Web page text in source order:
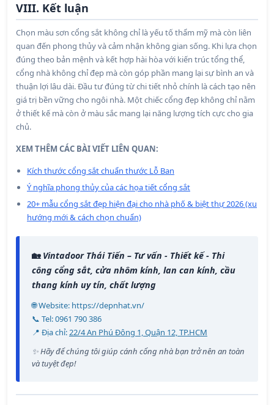
VIII. Kết luận
Chọn màu sơn cổng sắt không chỉ là yếu tố thẩm mỹ mà còn liên
quan đến phong thủy và cảm nhận không gian sống. Khi lựa chọn
đúng theo bản mệnh và kết hợp hài hòa với kiến trúc tổng thể,
cổng nhà không chỉ đẹp mà còn góp phần mang lại sự bình an và
thuận lợi lâu dài. Đầu tư đúng từ chi tiết nhỏ chính là cách tạo nên
giá trị bền vững cho ngôi nhà. Một chiếc cổng đẹp không chỉ nằm
ở thiết kế mà còn ở màu sắc mang lại năng lượng tích cực cho gia
chủ.
XEM THÊM CÁC BÀI VIẾT LIÊN QUAN:
Kích thước cổng sắt chuẩn thước Lỗ Ban
Ý nghĩa phong thủy của các họa tiết cổng sắt
20+ mẫu cổng sắt đẹp hiện đại cho nhà phố & biệt thự 2026 (xu
hướng mới & cách chọn chuẩn)
🏡 Vintadoor Thái Tiến – Tư vấn - Thiết kế - Thi
công cổng sắt, cửa nhôm kính, lan can kính, cầu
thang kính uy tín, chất lượng
🌐 Website: https://depnhat.vn/
📞 Tel:0961 790 386
📍 Địa chỉ:22/4 An Phú Đông 1, Quận 12, TP.HCM
✨ Hãy để chúng tôi giúp cánh cổng nhà bạn trở nên an toàn
và tuyệt đẹp!